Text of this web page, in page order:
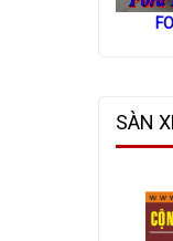
SÀN